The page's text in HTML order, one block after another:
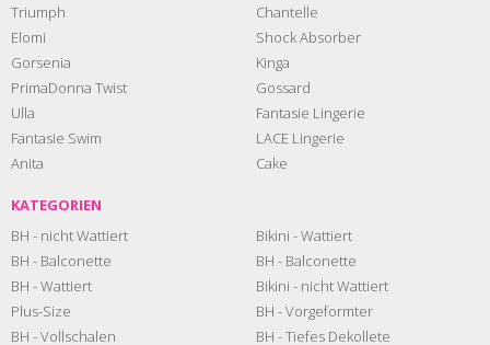
Triumph
Elomi
Gorsenia
PrimaDonna Twist
Ulla
Fantasie Swim
Anita
Chantelle
Shock Absorber
Kinga
Gossard
Fantasie Lingerie
LACE Lingerie
Cake
KATEGORIEN
BH - nicht Wattiert
BH - Balconette
BH - Wattiert
Plus-Size
BH - Vollschalen
Bikini - Wattiert
BH - Balconette
Bikini - nicht Wattiert
BH - Vorgeformter
BH - Tiefes Dekollete